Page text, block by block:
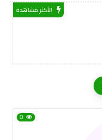
الأكثر مشاهدة
0